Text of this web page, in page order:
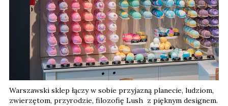
Warszawski sklep łączy w sobie przyjazną planecie, ludziom,
zwierzętom, przyrodzie, filozofię Lush z pięknym designem.